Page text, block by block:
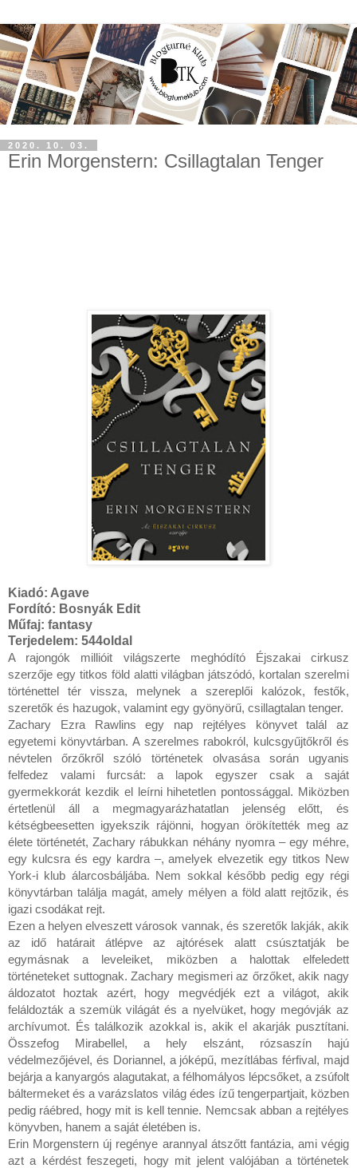
2020. 10. 03.
Erin Morgenstern: Csillagtalan Tenger
Kiadó: Agave
Fordító: Bosnyák Edit
Műfaj: fantasy
Terjedelem: 544oldal
A ​rajongók millióit világszerte meghódító Éjszakai cirkusz
szerzője egy titkos föld alatti világban játszódó, kortalan szerelmi
történettel tér vissza, melynek a szereplői kalózok, festők,
szeretők és hazugok, valamint egy gyönyörű, csillagtalan tenger.
Zachary Ezra Rawlins egy nap rejtélyes könyvet talál az
egyetemi könyvtárban. A szerelmes rabokról, kulcsgyűjtőkről és
névtelen őrzőkről szóló történetek olvasása során ugyanis
felfedez valami furcsát: a lapok egyszer csak a saját
gyermekkorát kezdik el leírni hihetetlen pontossággal. Miközben
értetlenül áll a megmagyarázhatatlan jelenség előtt, és
kétségbeesetten igyekszik rájönni, hogyan örökítették meg az
élete történetét, Zachary rábukkan néhány nyomra – egy méhre,
egy kulcsra és egy kardra –, amelyek elvezetik egy titkos New
York-i klub álarcosbáljába. Nem sokkal később pedig egy régi
könyvtárban találja magát, amely mélyen a föld alatt rejtőzik, és
igazi csodákat rejt.
Ezen a helyen elveszett városok vannak, és szeretők lakják, akik
az idő határait átlépve az ajtórések alatt csúsztatják be
egymásnak a leveleiket, miközben a halottak elfeledett
történeteket suttognak. Zachary megismeri az őrzőket, akik nagy
áldozatot hoztak azért, hogy megvédjék ezt a világot, akik
feláldozták a szemük világát és a nyelvüket, hogy megóvják az
archívumot. És találkozik azokkal is, akik el akarják pusztítani.
Összefog Mirabellel, a hely elszánt, rózsaszín hajú
védelmezőjével, és Doriannel, a jóképű, mezítlábas férfival, majd
bejárja a kanyargós alagutakat, a félhomályos lépcsőket, a zsúfolt
báltermeket és a varázslatos világ édes ízű tengerpartjait, közben
pedig ráébred, hogy mit is kell tennie. Nemcsak abban a rejtélyes
könyvben, hanem a saját életében is.
Erin Morgenstern új regénye arannyal átszőtt fantázia, ami végig
azt a kérdést feszegeti, hogy mit jelent valójában a történetek